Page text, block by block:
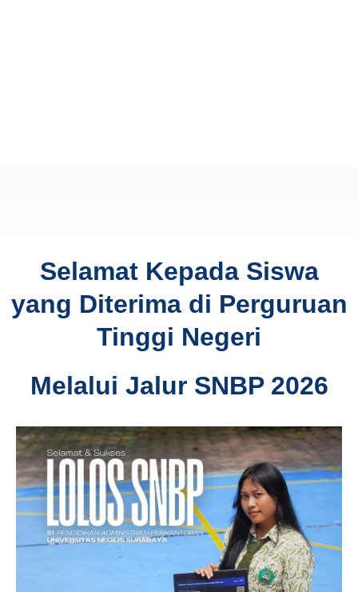
Selamat Kepada Siswa
yang Diterima di Perguruan
Tinggi Negeri
Melalui Jalur SNBP 2026